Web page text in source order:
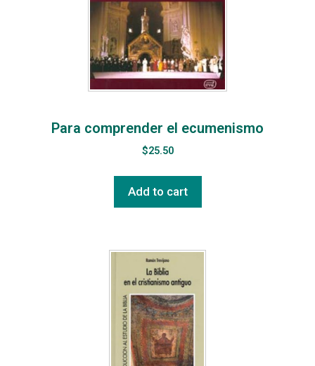
Para comprender el ecumenismo
$25.50
Add to cart